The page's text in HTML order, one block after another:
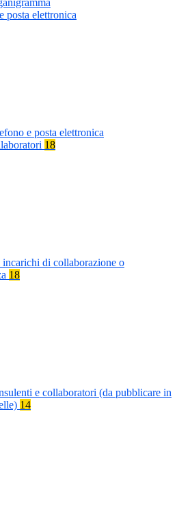
posta elettronica
e posta elettronica
18
di collaborazione o
18
e collaboratori (da pubblicare in
14